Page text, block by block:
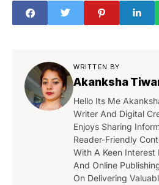
caught, was
active for many
days in Rewa
WRITTEN BY
Akanksha
Hello Its Me
Writer And Digital
Enjoys Sharing
Reader-Friendly
With A Keen Interest
And Online
On Delivering